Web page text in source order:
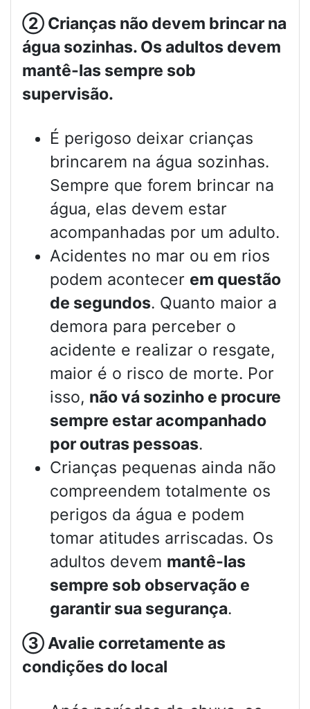
② Crianças não devem brincar na
água sozinhas. Os adultos devem
mantê-las sempre sob
supervisão.
É perigoso deixar crianças
brincarem na água sozinhas.
Sempre que forem brincar na
água, elas devem estar
acompanhadas por um adulto.
Acidentes no mar ou em rios
podem acontecer em questão
de segundos. Quanto maior a
demora para perceber o
acidente e realizar o resgate,
maior é o risco de morte. Por
isso, não vá sozinho e procure
sempre estar acompanhado
por outras pessoas.
Crianças pequenas ainda não
compreendem totalmente os
perigos da água e podem
tomar atitudes arriscadas. Os
adultos devem mantê-las
sempre sob observação e
garantir sua segurança.
③Avalie corretamente as
condições do local